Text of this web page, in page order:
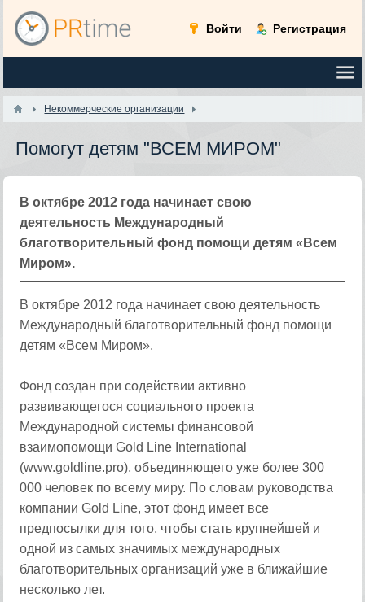
Войти Регистрация
Некоммерческие организации
Помогут детям "ВСЕМ МИРОМ"
В октябре 2012 года начинает свою
деятельность Международный
благотворительный фонд помощи детям «Всем
Миром».
В октябре 2012 года начинает свою деятельность
Международный благотворительный фонд помощи
детям «Всем Миром».
Фонд создан при содействии активно
развивающегося социального проекта
Международной системы финансовой
взаимопомощи Gold Line International
(www.goldline.pro), объединяющего уже более 300
000 человек по всему миру. По словам руководства
компании Gold Line, этот фонд имеет все
предпосылки для того, чтобы стать крупнейшей и
одной из самых значимых международных
благотворительных организаций уже в ближайшие
несколько лет.